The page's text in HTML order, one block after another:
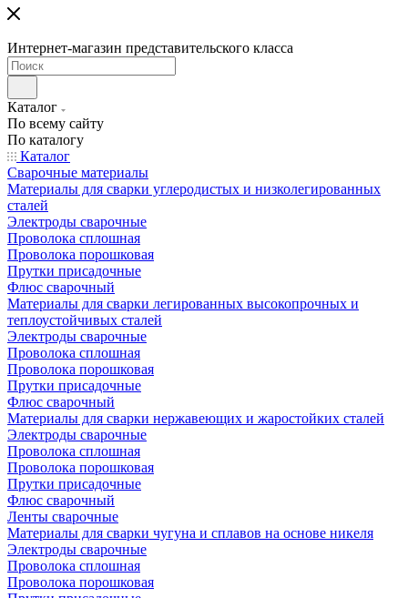
Интернет-магазин представительского класса
Каталог
По всему сайту
По каталогу
Каталог
Сварочные материалы
Материалы для сварки углеродистых и низколегированных
сталей
Электроды сварочные
Проволока сплошная
Проволока порошковая
Прутки присадочные
Флюс сварочный
Материалы для сварки легированных высокопрочных и
теплоустойчивых сталей
Электроды сварочные
Проволока сплошная
Проволока порошковая
Прутки присадочные
Флюс сварочный
Материалы для сварки нержавеющих и жаростойких сталей
Электроды сварочные
Проволока сплошная
Проволока порошковая
Прутки присадочные
Флюс сварочный
Ленты сварочные
Материалы для сварки чугуна и сплавов на основе никеля
Электроды сварочные
Проволока сплошная
Проволока порошковая